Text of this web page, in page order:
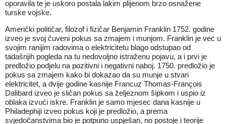
oporavila te je uskoro postala lakim plijenom brzo osnažene
turske vojske.
Američki političar, filozof i fizičar Benjamin Franklin 1752. godine
izveo je svoj čuveni pokus sa zmajem i munjom. Franklin je već u
svojim ranijim radovima o elektricitetu blago odstupao od
tadašnjih pogleda na tu nedovoljno istraženu pojavu, a i prvi je
predložio podjelu na pozitivni i negativni naboj. 1750. predložio je
pokus sa zmajem kako bi dokazao da su munje u stvari
elektricitet, a dvije godine kasnije Francuz Thomas-François
Dalibard izveo je sličan pokus sa željeznom šipkom i uspio iz
oblaka izvući iskre. Franklin je samo mjesec dana kasnije u
Philadephiji izveo pokus koji je predložio, a prema
svjedočanstvima bio je potpuno uspješan, no postoje i teorije